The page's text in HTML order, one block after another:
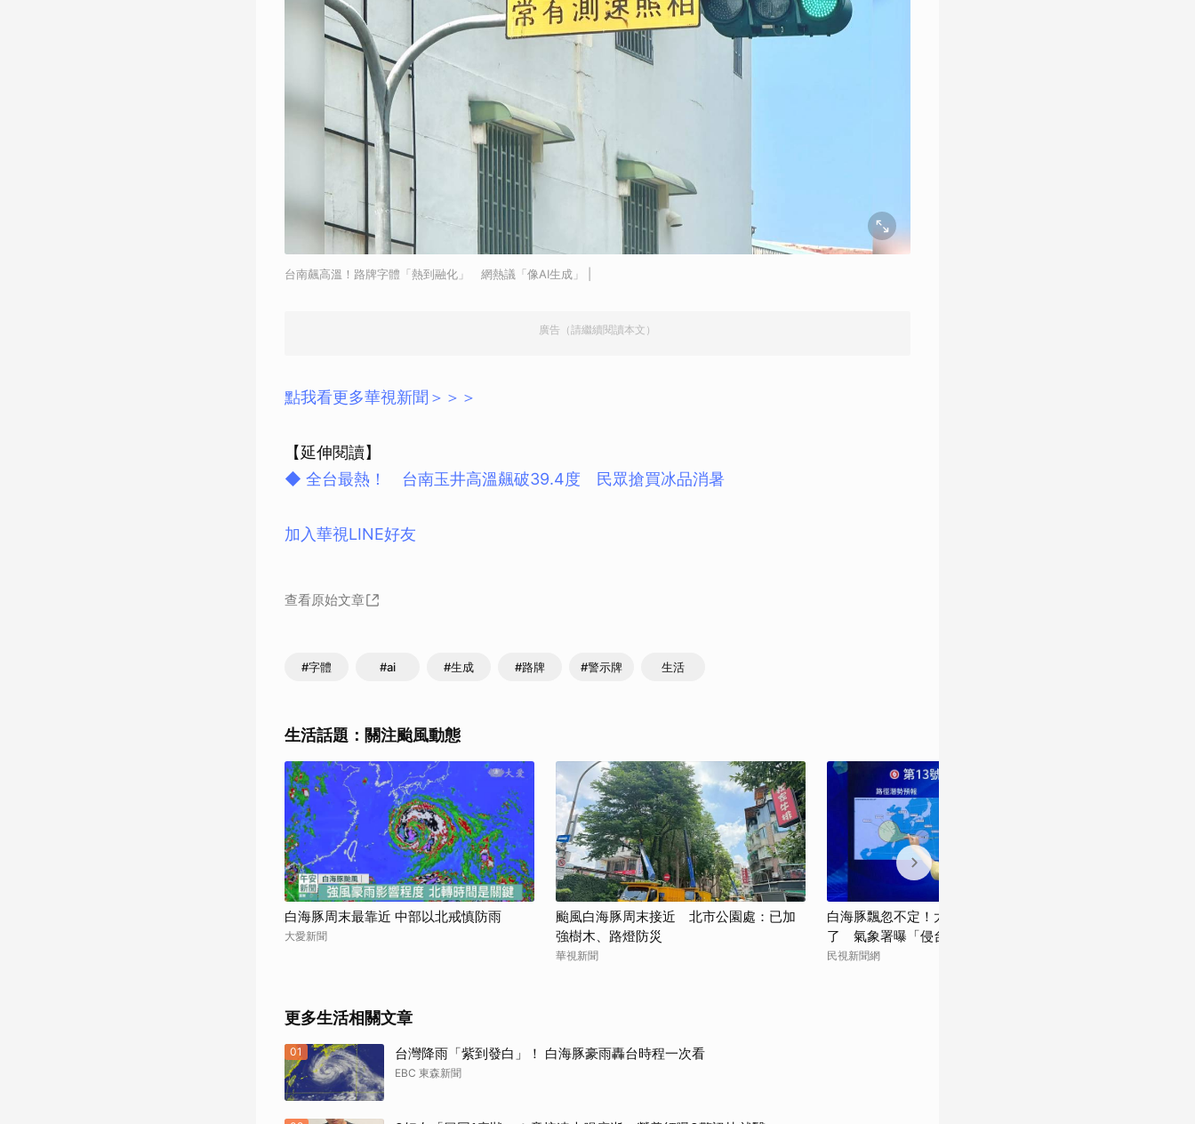
台南飆高溫！路牌字體「熱到融化」 網熱議「像AI生成」 |
廣告（請繼續閱讀本文）
點我看更多華視新聞＞＞＞
【延伸閱讀】
◆ 全台最熱！ 台南玉井高溫飆破39.4度 民眾搶買冰品消暑
加入華視LINE好友
查看原始文章
#字體 #ai #生成 #路牌 #警示牌 生活
生活話題：關注颱風動態
白海豚周末最靠近 中部以北戒慎防雨
大愛新聞
颱風白海豚周末接近 北市公園處：已加
強樹木、路燈防災
華視新聞
白海豚飄忽不定！太平洋高壓真的減弱
了 氣象署曝「侵台機率」這樣說
民視新聞網
更多生活相關文章
01 台灣降雨「紫到發白」！ 白海豚豪雨轟台時程一次看
EBC 東森新聞